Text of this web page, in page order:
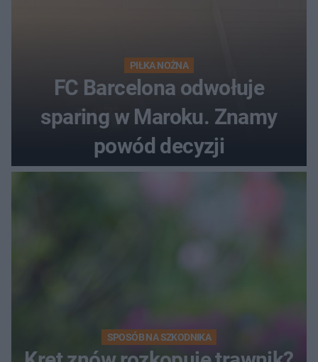
PIŁKA NOŻNA
FC Barcelona odwołuje
sparing w Maroku. Znamy
powód decyzji
SPOSÓB NA SZKODNIKA